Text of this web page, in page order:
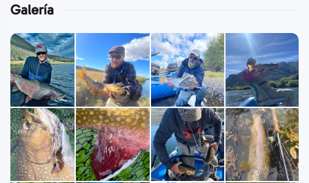
Galería